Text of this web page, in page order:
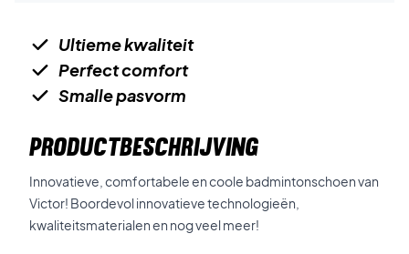
Ultieme kwaliteit
Perfect comfort
Smalle pasvorm
PRODUCTBESCHRIJVING
Innovatieve, comfortabele en coole badmintonschoen van
Victor! Boordevol innovatieve technologieën,
kwaliteitsmaterialen en nog veel meer!